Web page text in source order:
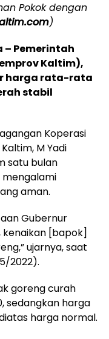
Pokok dengan
)
– Pemerintah
Kaltim),
harga rata-rata
stabil
Koperasi
M Yadi
satu bulan
aman.
Gubernur
kenaikan [bapok]
ujarnya, saat
2022).
goreng curah
sedangkan harga
harga normal.